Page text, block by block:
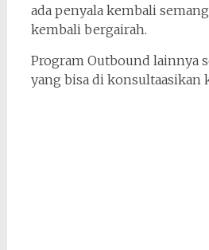
ada penyala kembali
kembali bergairah.
Program Outbound lainnya
yang bisa di konsultaasikan